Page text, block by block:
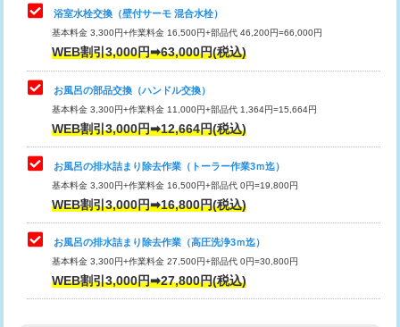
止水・漏水調査・防水処理・清掃・修
理・調整・分解・加工など（重作業）
33,000円
トイレタンク脱着
トイレ便器脱着
タンクレストイレ脱着 33,000円
小便器トイレ脱着
その他部品の脱着 8,800円～
交換・取付（タンク）
浴室水栓交換（壁付サーモ 混合水栓）
基本料金 3,300円+作業料金 16,500円+部品代 46,200円=66,000円
WEB割引3,000円➡63,000円(税込)
お風呂の部品交換（ハンドル交換）
基本料金 3,300円+作業料金 11,000円+部品代 1,364円=15,664円
WEB割引3,000円➡12,664円(税込)
お風呂の排水詰まり除去作業（トーラー作業3ｍ迄）
基本料金 3,300円+作業料金 16,500円+部品代 0円=19,800円
WEB割引3,000円➡16,800円(税込)
お風呂の排水詰まり除去作業（高圧洗浄3ｍ迄）
基本料金 3,300円+作業料金 27,500円+部品代 0円=30,800円
WEB割引3,000円➡27,800円(税込)